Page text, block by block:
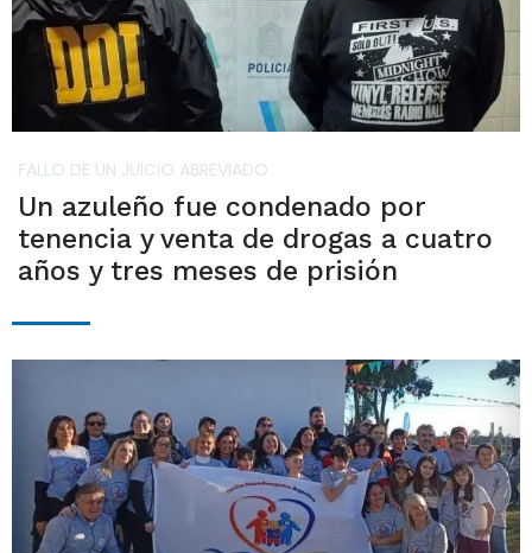
FALLO DE UN JUICIO ABREVIADO
Un azuleño fue condenado por
tenencia y venta de drogas a cuatro
años y tres meses de prisión